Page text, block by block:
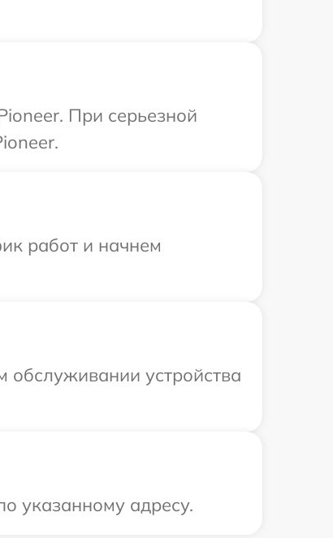
При серьезной
работ и начнем
обслуживании устройства
указанному адресу.